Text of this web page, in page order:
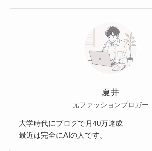
夏井
元ファッションブロガー
大学時代にブログで月40万達成
最近は完全にAIの人です。